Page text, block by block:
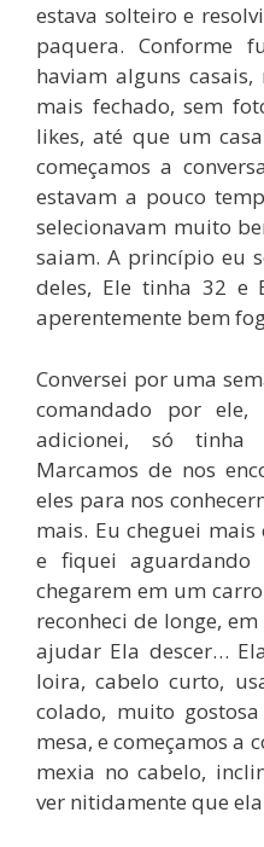
estava solteiro e
paquera. Conforme
haviam alguns
mais fechado, sem
likes, até que um
começamos a
estavam a pouco
selecionavam muito
saiam. A princípio eu
deles, Ele tinha 32 e
aperentemente bem
Conversei por uma
comandado por
adicionei, só
Marcamos de nos
eles para nos
mais. Eu cheguei mais
e fiquei aguardando
chegarem em um
reconheci de longe,
ajudar Ela descer…
loira, cabelo curto,
colado, muito
mesa, e começamos a
mexia no cabelo,
ver nitidamente que